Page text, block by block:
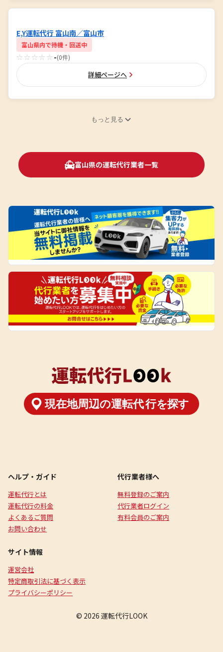
E,Y運転代行 富山南／富山市
富山県内で待機・回送中
☆☆☆☆☆ -(0件)
詳細ページへ
もっと見る
富山県の運転代行業者一覧
ヘルプ・ガイド
運転代行とは
運転代行の料金
よくあるご質問
お問い合わせ
代行業者様へ
無料登録のご案内
代行業者ログイン
有料会員のご案内
サイト情報
運営会社
特定商取引法に基づく表示
プライバシーポリシー
© 2026 運転代行LOOK